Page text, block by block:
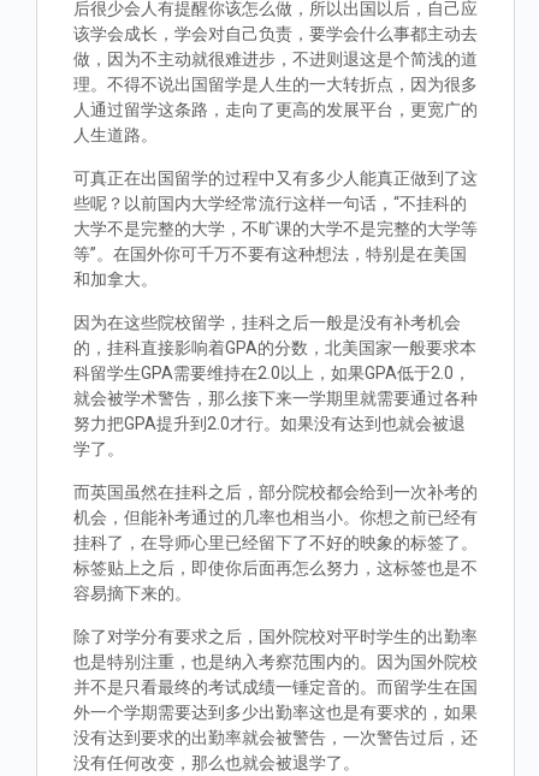
后很少会人有提醒你该怎么做，所以出国以后，自己应
该学会成长，学会对自己负责，要学会什么事都主动去
做，因为不主动就很难进步，不进则退这是个简浅的道
理。不得不说出国留学是人生的一大转折点，因为很多
人通过留学这条路，走向了更高的发展平台，更宽广的
人生道路。
可真正在出国留学的过程中又有多少人能真正做到了这
些呢？以前国内大学经常流行这样一句话，“不挂科的
大学不是完整的大学，不旷课的大学不是完整的大学等
等”。在国外你可千万不要有这种想法，特别是在美国
和加拿大。
因为在这些院校留学，挂科之后一般是没有补考机会
的，挂科直接影响着GPA的分数，北美国家一般要求本
科留学生GPA需要维持在2.0以上，如果GPA低于2.0，
就会被学术警告，那么接下来一学期里就需要通过各种
努力把GPA提升到2.0才行。如果没有达到也就会被退
学了。
而英国虽然在挂科之后，部分院校都会给到一次补考的
机会，但能补考通过的几率也相当小。你想之前已经有
挂科了，在导师心里已经留下了不好的映象的标签了。
标签贴上之后，即使你后面再怎么努力，这标签也是不
容易摘下来的。
除了对学分有要求之后，国外院校对平时学生的出勤率
也是特别注重，也是纳入考察范围内的。因为国外院校
并不是只看最终的考试成绩一锤定音的。而留学生在国
外一个学期需要达到多少出勤率这也是有要求的，如果
没有达到要求的出勤率就会被警告，一次警告过后，还
没有任何改变，那么也就会被退学了。